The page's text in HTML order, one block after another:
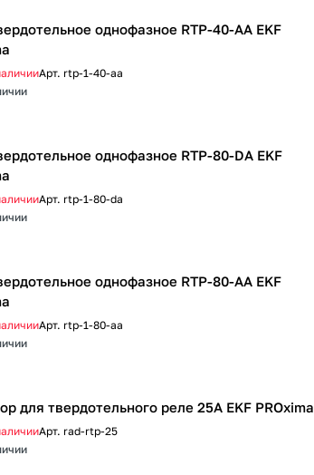
однофазное RTP-40-AA EKF
Арт. rtp-1-40-aa
однофазное RTP-80-DA EKF
Арт. rtp-1-80-da
однофазное RTP-80-AA EKF
Арт. rtp-1-80-aa
для твердотельного реле 25А EKF PROxima
Арт. rad-rtp-25